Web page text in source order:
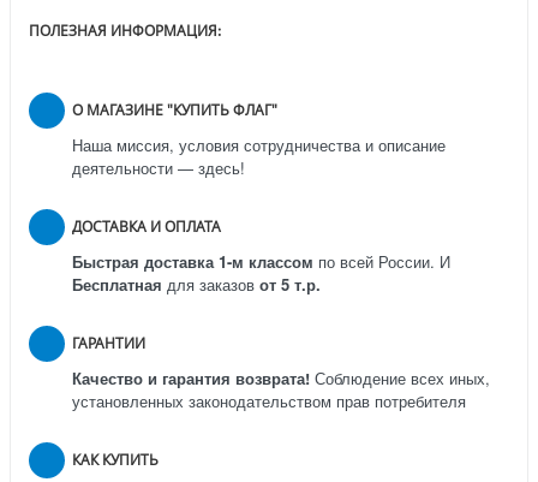
ПОЛЕЗНАЯ ИНФОРМАЦИЯ:
О МАГАЗИНЕ "КУПИТЬ ФЛАГ"
Наша миссия, условия сотрудничества и описание
деятельности — здесь!
ДОСТАВКА И ОПЛАТА
Быстрая доставка 1-м классом по всей России. И
Бесплатная для заказов от 5 т.р.
ГАРАНТИИ
Качество и гарантия возврата! Соблюдение всех иных,
установленных законодательством прав потребителя
КАК КУПИТЬ